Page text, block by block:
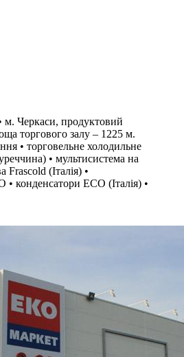
м. Черкаси, продуктовий
торгового залу – 1225 м.
• торговельне холодильне
• мультисистема на
(Італія) •
• конденсатори ЕСО (Італія) •